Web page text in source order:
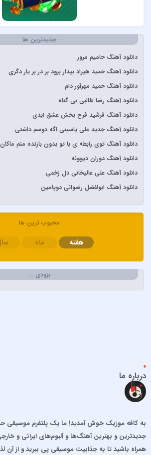
آرتا و آرون
آرتا و پارسالیپ
آرش AP
آرش و ساسی
آرمان گرشاسبی
آرمین زارعی
آرون افشار
آصف آریا
آیتوکان
آیسم
ابراهیم تاتلیسس
ابی دولابی
اپیکور و امین امینم
احسان دریادل
افشین خان
الجان
امید آمری
امید حاجیلی
امید مهداد
جدیدترین ها
دانلود آهنگ حامیم مرور
دانلود آهنگ حمید هیراد بیدار برود بر در بر یار دگری
دانلود آهنگ حمید مهرآور دام
دانلود آهنگ رضا طالبی بی گناه
دانلود آهنگ فرشید فرح بخش عشق ابدی
دانلود آهنگ جدید علی یاسینی اگه دوسم داشتی
دانلود آهنگ توی رابطه ی با تو بدون بازنده منم ماکان
دانلود آهنگ دوران دیوونه
دانلود آهنگ علی عالیخانی دل زخمی
دانلود آهنگ ابولفضل رضوانی دوپامین
محبوب ترین ها
هفته ماه سال
بزودی …
درباره ما
به کافه موزیک خوش آمدید! ما یک پلتفرم موسیقی
جدیدترین و بهترین آهنگ‌ها و آلبوم‌های ایرانی و
همراه باشید تا به جذابیت موسیقی پی ببرید و از آن